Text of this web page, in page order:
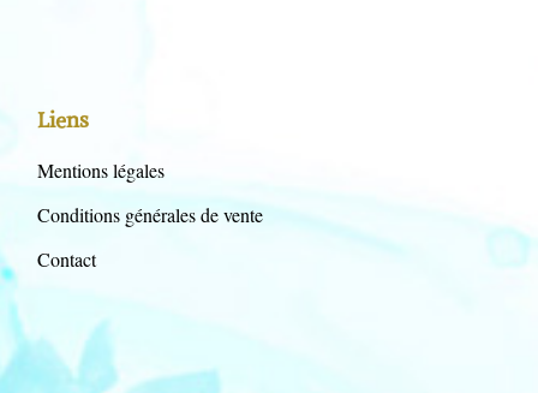
Liens
Mentions légales
Conditions générales de vente
Contact